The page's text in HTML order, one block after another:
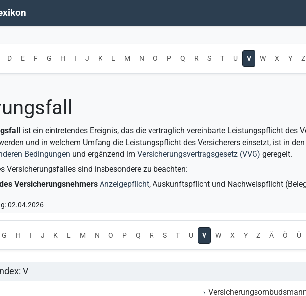
D E F G H I J K L M N O P Q R S T U V W X Y Z
ist ein eintretendes Ereignis, das die vertraglich vereinbarte Leistungspflicht des
und in welchem Umfang die Leistungspflicht des Versicherers einsetzt, ist in den
Bedingungen und ergänzend im Versicherungsvertragsgesetz (VVG) geregelt.
Versicherungsfalles sind insbesondere zu beachten:
des Versicherungsnehmers Anzeigepflicht, Auskunftspflicht und Nachweispflicht
02.04.2026
G H I J K L M N O P Q R S T U V W X Y Z Ä Ö Ü
V